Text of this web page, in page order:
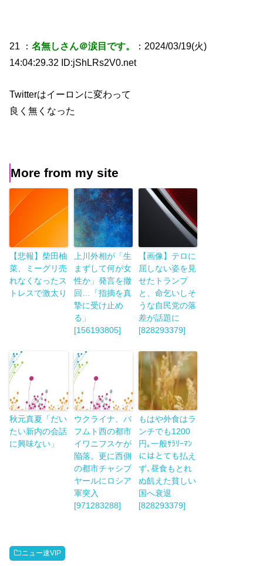
21 ：名無しさん＠涙目です。
：2024/03/19(火)
14:04:29.32 ID:jShLRs2V0.net
Twitterはイーロンに変わって
良く無くなった
More from my site
【悲報】柴田柚
菜、ミーグリ売
れなくなったス
トレスで激太り
上川外相が「生
まずして何が女
性か」発言を撤
回…「指摘を真
摯に受け止め
る」
[156193805]
【画像】テロに
屈しない姿を見
せたトランプ
と、命乞いしそ
うな自民党の落
差が話題に
[828293379]
秋元真夏「だい
たい新内の会話
に興味ない」
ウクライナ、バ
フムト西の都市
イワニフスケが
陥落。更に西側
の都市チャシブ
ヤールにロシア
軍突入
[971283288]
もはや外食はラ
ンチでも1200
円｡一般ｻﾗﾘｰﾏﾝ
にはとても払え
ず､昼食もとれ
ぬ飢えた貧しい
国へ衰退
[828293379]
ニュー速VIP